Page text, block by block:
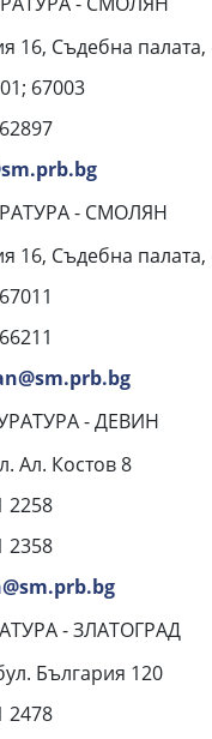
16, Съдебна палата,
67003
- СМОЛЯН
16, Съдебна палата,
- ДЕВИН
Ал. Костов 8
2258
2358
- ЗЛАТОГРАД
България 120
2478